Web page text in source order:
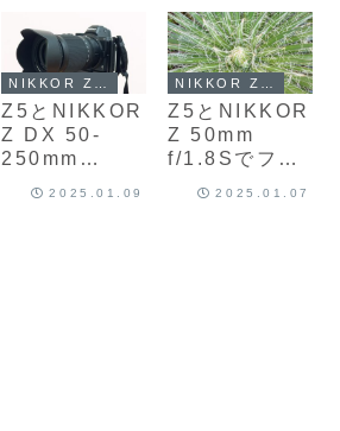
Z5とNIKKOR
Z DX 50-
250mm
2025.01.09
Z5とNIKKOR
Z 50mm
f/1.8Sでフォ
2025.01.07